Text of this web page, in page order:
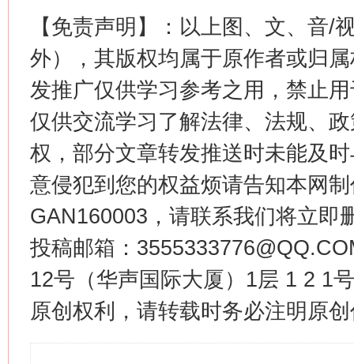
【免责声明】：以上图、文、音/
外），其版权均属于原作者或归
发推广仅供学习参考之用，禁止
仅供交流学习了解法律、法规、
权，部分文章转发推送时未能及
意侵犯到您的权益烦请告知本网
GAN160003，请联系我们将立即
投稿邮箱：
12号（华声国际大厦）1层 1 2 1
原创权利，请转载时务必注明原